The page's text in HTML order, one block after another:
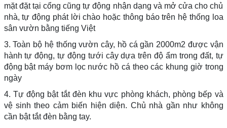
mặt đặt tại cổng cũng tự động nhận dạng và mở cửa cho chủ
nhà, tự động phát lời chào hoặc thông báo trên hệ thống loa
sân vườn bằng tiếng Việt
3. Toàn bộ hệ thống vườn cây, hồ cá gần 2000m2 được vận
hành tự động, tự động tưới cây dựa trên độ ẩm trong đất, tự
động bật máy bơm lọc nước hồ cá theo các khung giờ trong
ngày
4. Tự động bật tắt đèn khu vực phòng khách, phòng bếp và
vệ sinh theo cảm biến hiện diện. Chủ nhà gần như không
cần bật tắt đèn bằng tay.